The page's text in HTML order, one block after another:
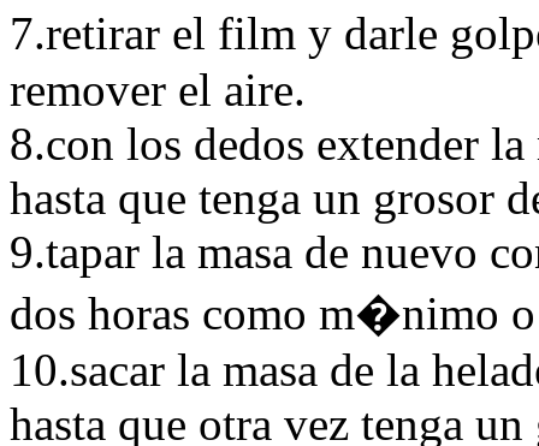
7.retirar el film y darle
remover el aire.
8.con los dedos extender
hasta que tenga un grosor
9.tapar la masa de nuevo
dos horas como m�nimo
10.sacar la masa de la
hasta que otra vez tenga